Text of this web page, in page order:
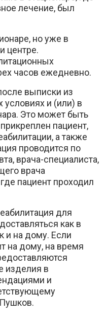
лечение, был
но уже в
центре.
часов ежедневно.
выписки из
условиях и (или) в
Это может быть
пациент,
а также
проводится по
врача-специалиста,
врача
пациент проходил
для
как в
и на дому. Если
на дому, на время
изделия в
и